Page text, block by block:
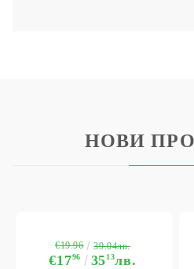
НОВИ
€1796 3513лв.
€19.96 39.04лв.